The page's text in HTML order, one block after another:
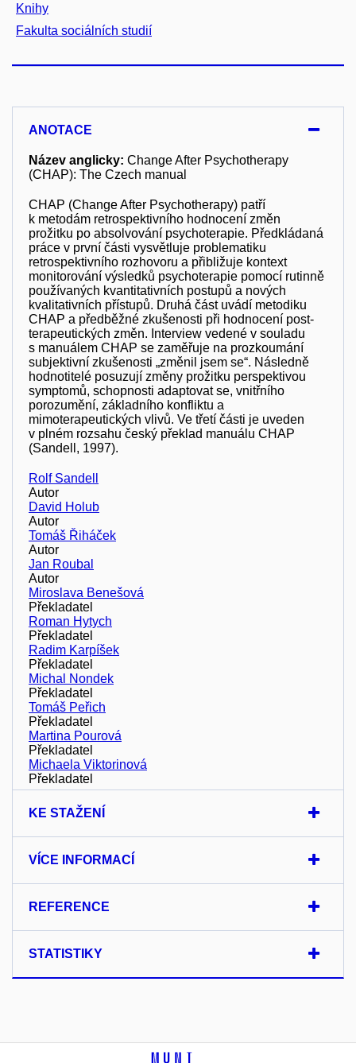
Knihy
Fakulta sociálních studií
ANOTACE
Název anglicky: Change After Psychotherapy
(CHAP): The Czech manual
CHAP (Change After Psychotherapy) patří
k metodám retrospektivního hodnocení změn
prožitku po absolvování psychoterapie. Předkládaná
práce v první části vysvětluje problematiku
retrospektivního rozhovoru a přibližuje kontext
monitorování výsledků psychoterapie pomocí rutinně
používaných kvantitativních postupů a nových
kvalitativních přístupů. Druhá část uvádí metodiku
CHAP a předběžné zkušenosti při hodnocení post-
terapeutických změn. Interview vedené v souladu
s manuálem CHAP se zaměřuje na prozkoumání
subjektivní zkušenosti „změnil jsem se“. Následně
hodnotitelé posuzují změny prožitku perspektivou
symptomů, schopnosti adaptovat se, vnitřního
porozumění, základního konfliktu a
mimoterapeutických vlivů. Ve třetí části je uveden
v plném rozsahu český překlad manuálu CHAP
(Sandell, 1997).
Rolf Sandell
Autor
David Holub
Autor
Tomáš Řiháček
Autor
Jan Roubal
Autor
Miroslava Benešová
Překladatel
Roman Hytych
Překladatel
Radim Karpíšek
Překladatel
Michal Nondek
Překladatel
Tomáš Peřich
Překladatel
Martina Pourová
Překladatel
Michaela Viktorinová
Překladatel
KE STAŽENÍ
VÍCE INFORMACÍ
REFERENCE
STATISTIKY